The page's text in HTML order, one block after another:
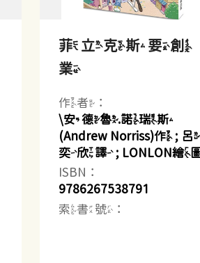
菲立克斯要創
業
作者：
\安德魯.諾瑞斯
(Andrew Norriss)作 ; 呂
奕欣譯 ; LONLON繪
ISBN：
9786267538791
索書號：